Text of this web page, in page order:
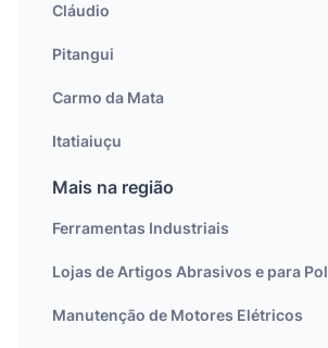
Cláudio
Pitangui
Carmo da Mata
Itatiaiuçu
Mais na região
Ferramentas Industriais
Lojas de Artigos Abrasivos e para
Manutenção de Motores Elétricos